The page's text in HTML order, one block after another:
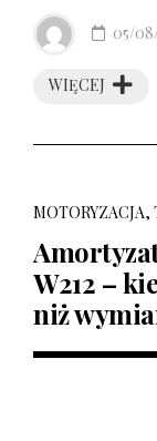
WIĘCEJ
05/
MOTORYZACJA,
W212 –
niż